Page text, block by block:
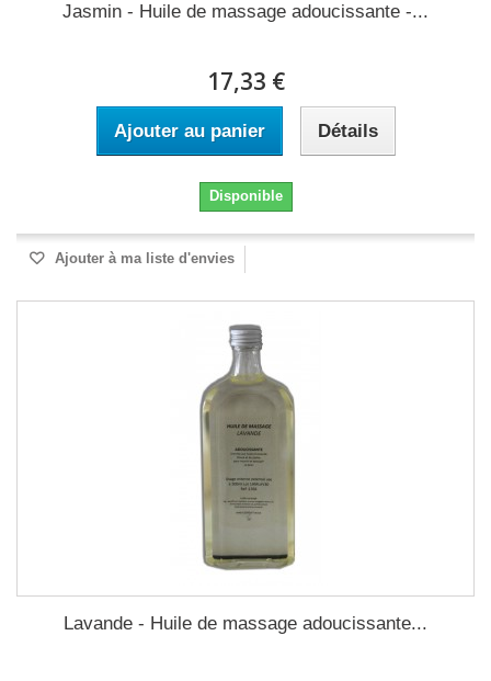
Jasmin - Huile de massage adoucissante -...
17,33 €
Ajouter au panier Détails
Disponible
Ajouter à ma liste d'envies
Lavande - Huile de massage adoucissante...